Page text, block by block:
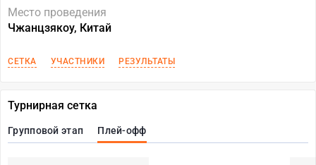
Место проведения
Чжанцзякоу, Китай
СЕТКА УЧАСТНИКИ РЕЗУЛЬТАТЫ
Турнирная сетка
Групповой этап Плей-офф